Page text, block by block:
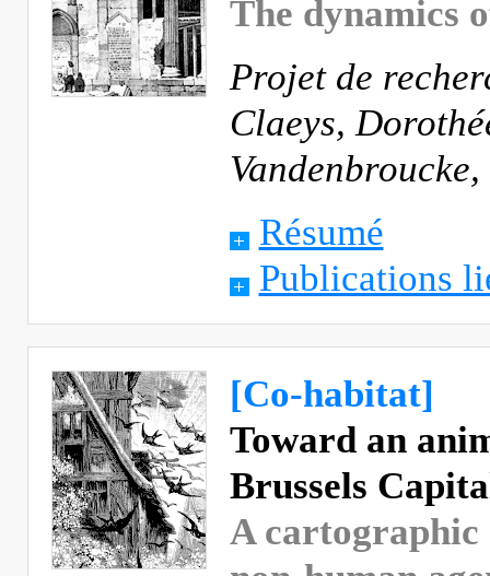
The dynamics
Projet de
Claeys,
Résumé
Publications
[Co-habitat]
Toward an
Brussels
A cartographic